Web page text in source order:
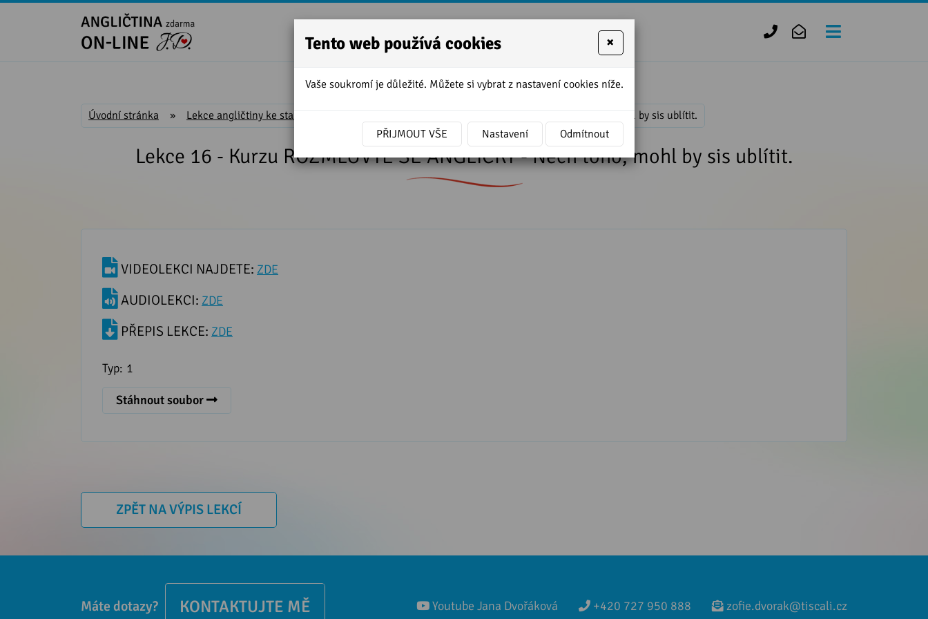
727
Úvodní stránka » Lekce angličtiny ke stažení Lekce 16 - Kurzu ROZMLUVTE SE ANGLICKY - Nech toho, mohl by sis ublítit.
Lekce 16 - Kurzu ROZMLUVTE SE ANGLICKY - Nech toho, mohl by sis ublítit.
VIDEOLEKCI NAJDETE: ZDE
AUDIOLEKCI: ZDE
PŘEPIS LEKCE: ZDE
Typ: 1
Stáhnout soubor
ZPĚT NA VÝPIS LEKCÍ
Máte dotazy? KONTAKTUJTE MĚ Youtube Jana Dvořáková +420 727 950 888 zofie.dvorak@tiscali.cz
Tento web používá cookies ×
Vaše soukromí je důležité. Můžete si vybrat z nastavení cookies níže.
PŘIJMOUT VŠE Nastavení Odmítnout